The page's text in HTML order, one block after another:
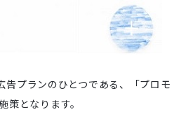
プランのひとつである、「プロモ
策となります。